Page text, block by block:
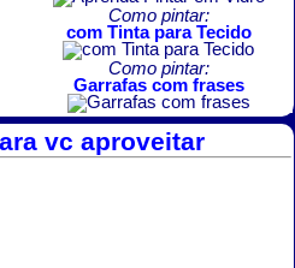
Como pintar:
com Tinta para Tecido
Como pintar:
Garrafas com frases
vc aproveitar